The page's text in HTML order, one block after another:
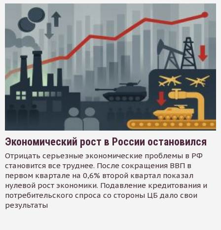
Экономический рост в России остановился
Отрицать серьезные экономические проблемы в РФ
становится все труднее. После сокращения ВВП в
первом квартале на 0,6% второй квартал показал
нулевой рост экономики. Подавление кредитования и
потребительского спроса со стороны ЦБ дало свои
результаты